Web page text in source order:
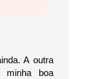
A outra
minha boa